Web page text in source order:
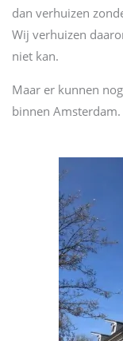
dan verhuizen
Wij verhuizen
niet kan.
Maar er kunnen
binnen Amsterdam.